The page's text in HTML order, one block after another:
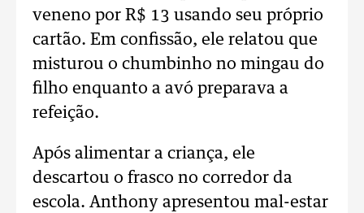
veneno por R$ 13 usando seu próprio
cartão. Em confissão, ele relatou que
misturou o chumbinho no mingau do
filho enquanto a avó preparava a
refeição.
Após alimentar a criança, ele
descartou o frasco no corredor da
escola. Anthony apresentou mal-estar